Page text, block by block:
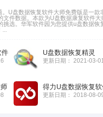
U盘数据恢复软件大师免费版是一款
件数据。本款为U盘数据康复软件大
选。华军软件园为您提供u盘数据
...
件 U盘数据恢复精灵
更新日期： 2021-03-
得力U盘数据恢复
更新日期： 2018-08-